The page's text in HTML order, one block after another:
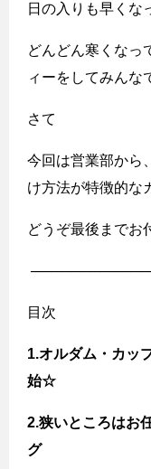
日の入りも早くな
どんどん寒くなっ
ィーをしてみん
さて
今回は営業部から
け方法が特徴的な
どうぞ最後までお
目次
1.オルダム・カッ
始☆
2.狭いところはお
グ